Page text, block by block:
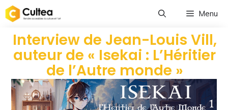
Menu
Interview de Jean-Louis Vill,
auteur de « Isekai : L’Héritier
de l’Autre monde »